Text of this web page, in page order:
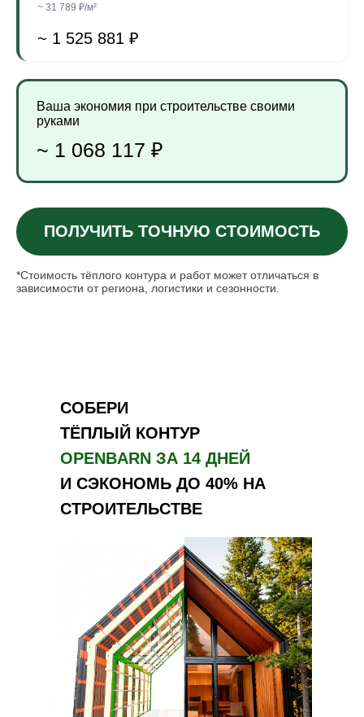
~ 31 789 ₽/м²
~ 1 525 881 ₽
Ваша экономия при строительстве своими
руками
~ 1 068 117 ₽
ПОЛУЧИТЬ ТОЧНУЮ СТОИМОСТЬ
*Стоимость тёплого контура и работ может отличаться в
зависимости от региона, логистики и сезонности.
СОБЕРИ
ТЁПЛЫЙ КОНТУР
OPENBARN ЗА 14 ДНЕЙ
И СЭКОНОМЬ ДО 40% НА
СТРОИТЕЛЬСТВЕ